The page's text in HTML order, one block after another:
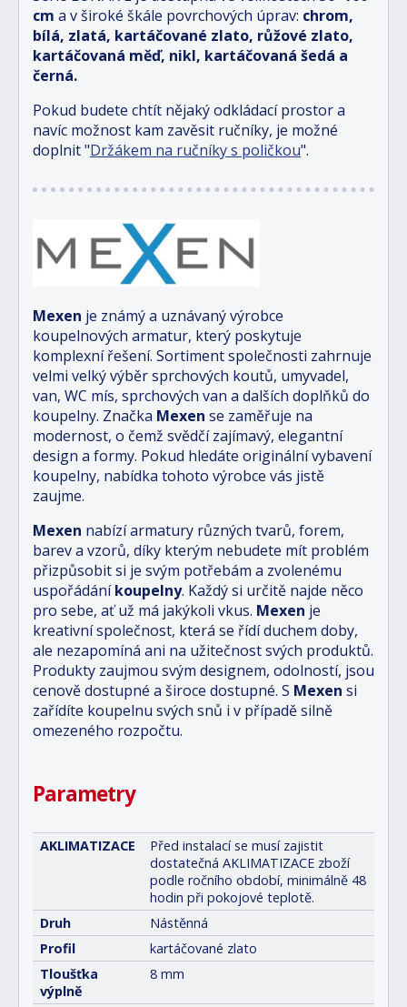
cm a v široké škále povrchových úprav: chrom,
bílá, zlatá, kartáčované zlato, růžové zlato,
kartáčovaná měď, nikl, kartáčovaná šedá a
černá.
Pokud budete chtít nějaký odkládací prostor a
navíc možnost kam zavěsit ručníky, je možné
doplnit "Držákem na ručníky s poličkou".
Mexen je známý a uznávaný výrobce
koupelnových armatur, který poskytuje
komplexní řešení. Sortiment společnosti zahrnuje
velmi velký výběr sprchových koutů, umyvadel,
van, WC mís, sprchových van a dalších doplňků do
koupelny. Značka Mexen se zaměřuje na
modernost, o čemž svědčí zajímavý, elegantní
design a formy. Pokud hledáte originální vybavení
koupelny, nabídka tohoto výrobce vás jistě
zaujme.
Mexen nabízí armatury různých tvarů, forem,
barev a vzorů, díky kterým nebudete mít problém
přizpůsobit si je svým potřebám a zvolenému
uspořádání koupelny. Každý si určitě najde něco
pro sebe, ať už má jakýkoli vkus. Mexen je
kreativní společnost, která se řídí duchem doby,
ale nezapomíná ani na užitečnost svých produktů.
Produkty zaujmou svým designem, odolností, jsou
cenově dostupné a široce dostupné. S Mexen si
zařídíte koupelnu svých snů i v případě silně
omezeného rozpočtu.
Parametry
AKLIMATIZACE
Před instalací se musí zajistit
dostatečná AKLIMATIZACE zboží
podle ročního období, minimálně 48
hodin při pokojové teplotě.
Druh
Nástěnná
Profil
kartáčované zlato
Tloušťka
výplně
8 mm